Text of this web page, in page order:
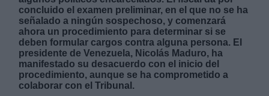
concluido el examen preliminar, en el que no se ha
señalado a ningún sospechoso, y comenzará
ahora un procedimiento para determinar si se
deben formular cargos contra alguna persona. El
presidente de Venezuela, Nicolás Maduro, ha
manifestado su desacuerdo con el inicio del
procedimiento, aunque se ha comprometido a
colaborar con el Tribunal.
Derechos:
link
Información adicional